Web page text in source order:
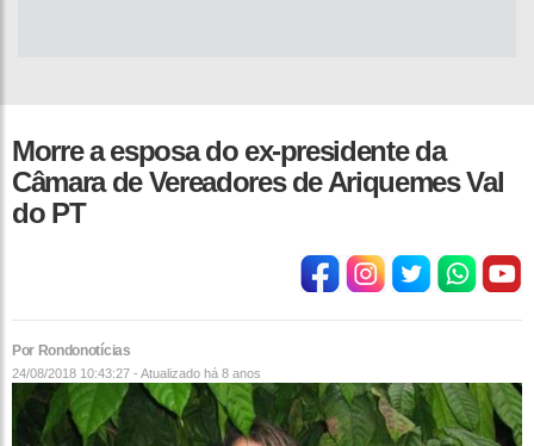
Morre a esposa do ex-presidente da
Câmara de Vereadores de Ariquemes Val
do PT
Por Rondonotícias
24/08/2018 10:43:27 - Atualizado há 8 anos